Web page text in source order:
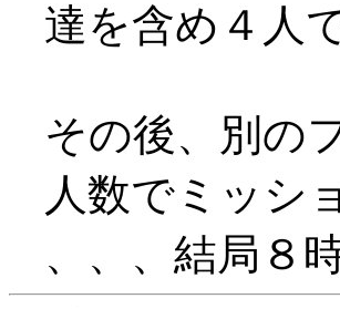
達を含め４人
その後、別の
人数でミッシ
、、、結局８